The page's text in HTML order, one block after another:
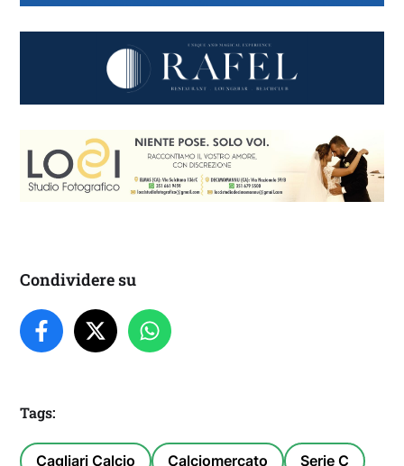
Condividere su
Tags:
Cagliari Calcio Calciomercato Serie C